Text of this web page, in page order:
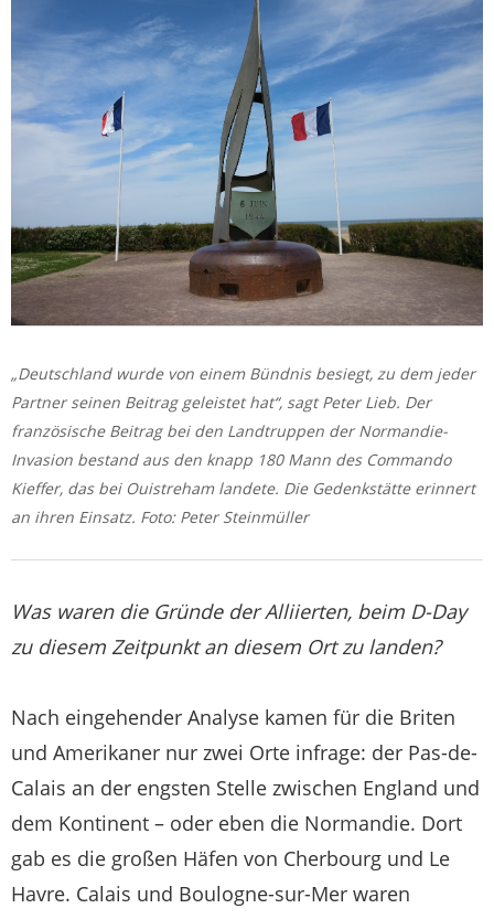
„Deutschland wurde von einem Bündnis besiegt, zu dem jeder
Partner seinen Beitrag geleistet hat“, sagt Peter Lieb. Der
französische Beitrag bei den Landtruppen der Normandie-
Invasion bestand aus den knapp 180 Mann des Commando
Kieffer, das bei Ouistreham landete. Die Gedenkstätte erinnert
an ihren Einsatz. Foto: Peter Steinmüller
Was waren die Gründe der Alliierten, beim D-Day
zu diesem Zeitpunkt an diesem Ort zu landen?
Nach eingehender Analyse kamen für die Briten
und Amerikaner nur zwei Orte infrage: der Pas-de-
Calais an der engsten Stelle zwischen England und
dem Kontinent – oder eben die Normandie. Dort
gab es die großen Häfen von Cherbourg und Le
Havre. Calais und Boulogne-sur-Mer waren